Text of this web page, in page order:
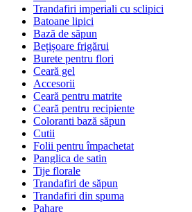
Trandafiri imperiali cu sclipici
Batoane lipici
Bază de săpun
Bețișoare frigărui
Burete pentru flori
Ceară gel
Accesorii
Ceară pentru matrite
Ceară pentru recipiente
Coloranti bază săpun
Cutii
Folii pentru împachetat
Panglica de satin
Tije florale
Trandafiri de săpun
Trandafiri din spuma
Pahare